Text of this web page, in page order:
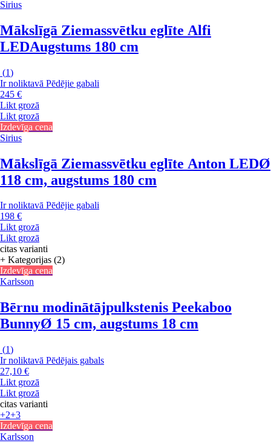
Sirius
Mākslīgā Ziemassvētku eglīte Alfi
LEDAugstums 180 cm
(1)
Ir noliktavā Pēdējie gabali
245 €
Likt grozā
Likt grozā
Izdevīga cena
Sirius
Mākslīgā Ziemassvētku eglīte Anton LEDØ
118 cm, augstums 180 cm
Ir noliktavā Pēdējie gabali
198 €
Likt grozā
Likt grozā
citas varianti
+ Kategorijas (2)
Izdevīga cena
Karlsson
Bērnu modinātājpulkstenis Peekaboo
BunnyØ 15 cm, augstums 18 cm
(1)
Ir noliktavā Pēdējais gabals
27,10 €
Likt grozā
Likt grozā
citas varianti
+2+3
Izdevīga cena
Karlsson